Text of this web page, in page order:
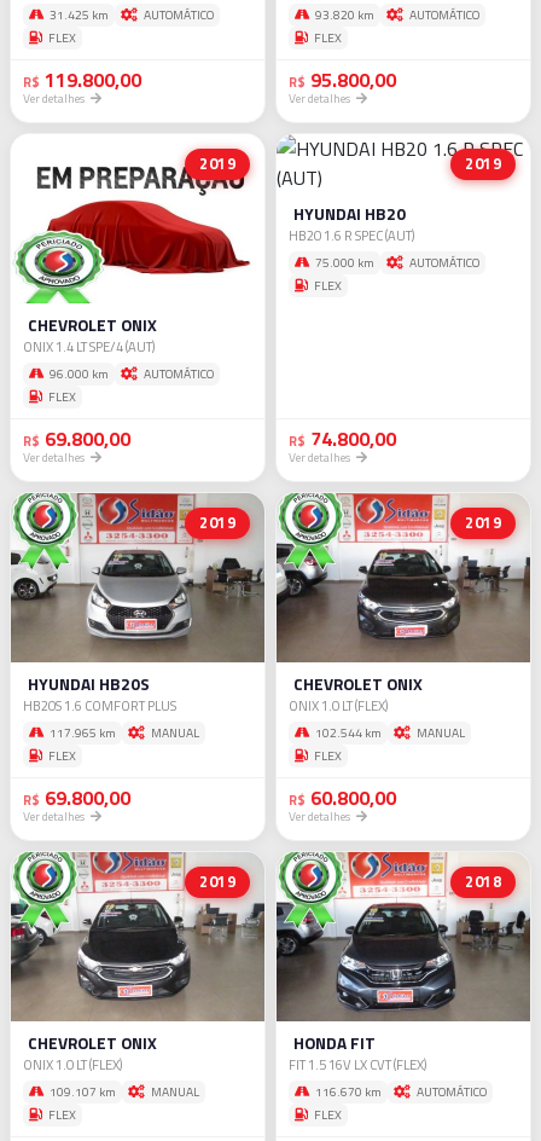
31.425 km
AUTOMÁTICO
FLEX
R$ 119.800,00
Ver detalhes
93.820 km
AUTOMÁTICO
FLEX
R$ 95.800,00
Ver detalhes
2019
CHEVROLET ONIX
ONIX 1.4 LT SPE/4 (AUT)
96.000 km
AUTOMÁTICO
FLEX
R$ 69.800,00
Ver detalhes
2019
HYUNDAI HB20
HB20 1.6 R SPEC (AUT)
75.000 km
AUTOMÁTICO
FLEX
R$ 74.800,00
Ver detalhes
2019
HYUNDAI HB20S
HB20S 1.6 COMFORT PLUS
117.965 km
MANUAL
FLEX
R$ 69.800,00
Ver detalhes
2019
CHEVROLET ONIX
ONIX 1.0 LT (FLEX)
102.544 km
MANUAL
FLEX
R$ 60.800,00
Ver detalhes
2019
CHEVROLET ONIX
ONIX 1.0 LT (FLEX)
109.107 km
MANUAL
FLEX
2018
HONDA FIT
FIT 1.5 16V LX CVT (FLEX)
116.670 km
AUTOMÁTICO
FLEX